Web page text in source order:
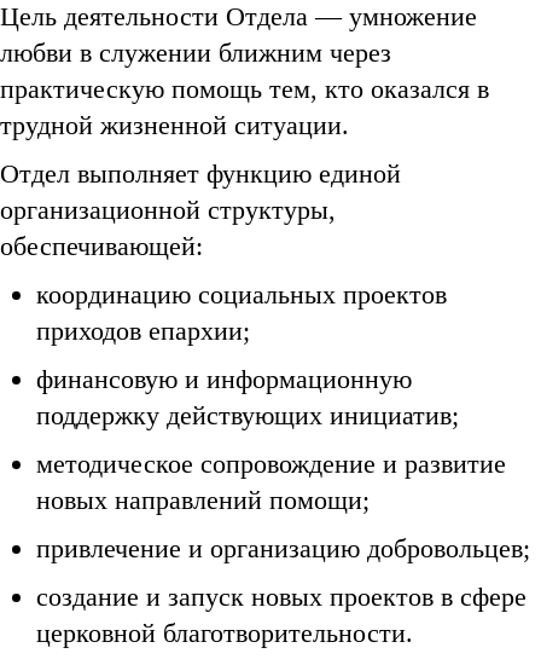
Цель деятельности Отдела — умножение
любви в служении ближним через
практическую помощь тем, кто оказался в
трудной жизненной ситуации.
Отдел выполняет функцию единой
организационной структуры,
обеспечивающей:
координацию социальных проектов
приходов епархии;
финансовую и информационную
поддержку действующих инициатив;
методическое сопровождение и развитие
новых направлений помощи;
привлечение и организацию добровольцев;
создание и запуск новых проектов в сфере
церковной благотворительности.